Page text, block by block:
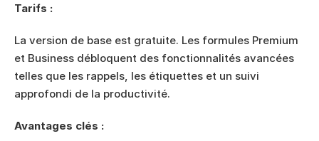
Tarifs :
La version de base est gratuite. Les formules Premium
et Business débloquent des fonctionnalités avancées
telles que les rappels, les étiquettes et un suivi
approfondi de la productivité.
Avantages clés :